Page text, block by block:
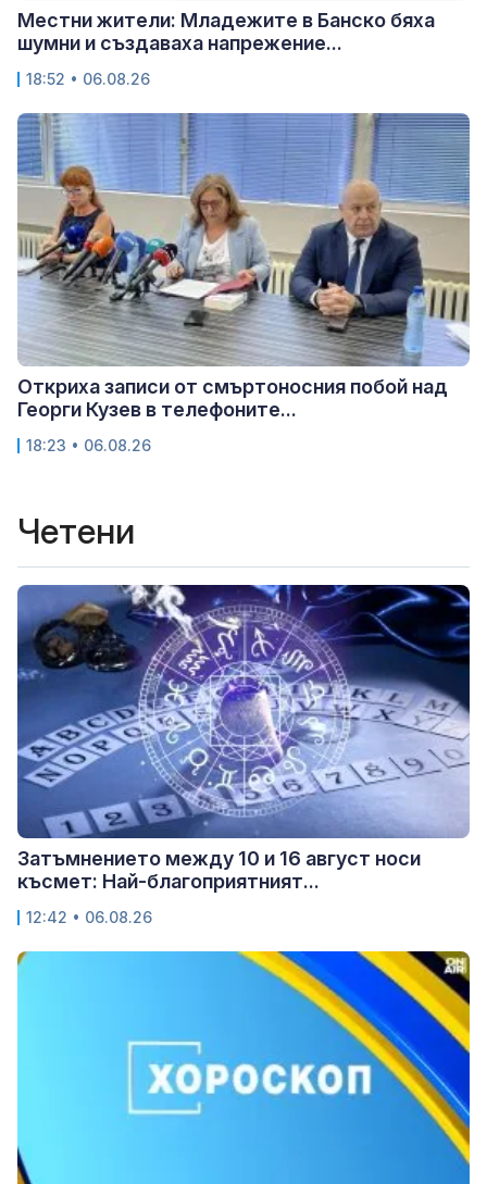
Местни жители: Младежите в Банско бяха
шумни и създаваха напрежение...
18:52 • 06.08.26
Откриха записи от смъртоносния побой над
Георги Кузев в телефоните...
18:23 • 06.08.26
Четени
Затъмнението между 10 и 16 август носи
късмет: Най-благоприятният...
12:42 • 06.08.26